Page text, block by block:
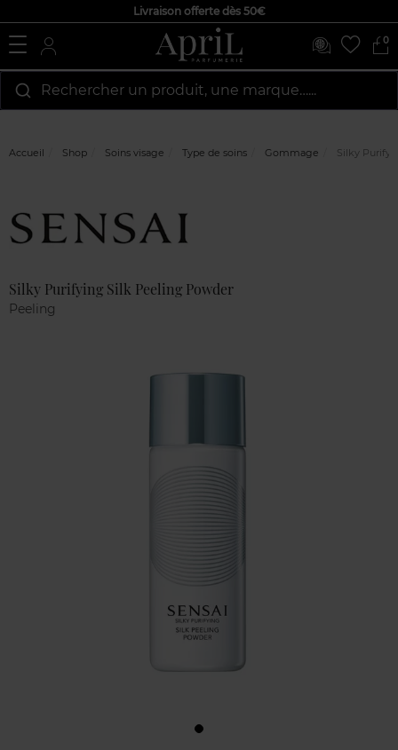
Livraison offerte dès 50€
0
Rechercher un produit, une marque…...
Accueil Shop Soins visage Type de soins Gommage Silky
Silky Purifying Silk Peeling Powder
Peeling